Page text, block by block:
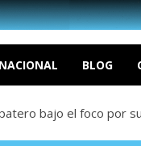
BLOG
en Venezuela tras
fondos para
deja un policía muerto
bajo el foco por
las secuelas que
en Venezuela tras